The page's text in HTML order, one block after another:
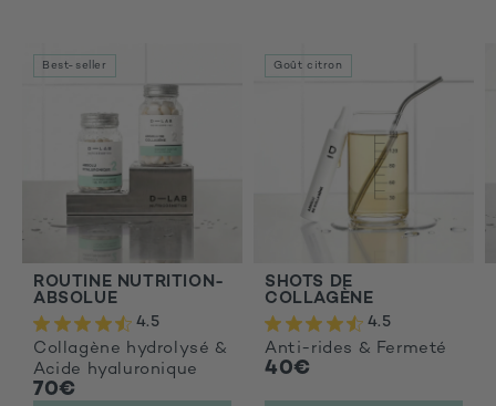
Best-seller
ROUTINE NUTRITION-
ABSOLUE
4.5
Collagène hydrolysé &
Acide hyaluronique
70€
Goût citron
SHOTS DE
COLLAGÈNE
4.5
Anti-rides & Fermeté
40€